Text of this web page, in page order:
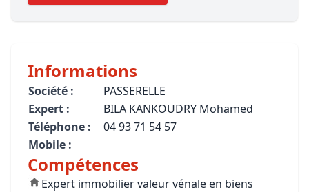
Informations
Société :
PASSERELLE
Expert :
BILA KANKOUDRY Mohamed
Téléphone :
04 93 71 54 57
Mobile :
Compétences
Expert immobilier valeur vénale en biens